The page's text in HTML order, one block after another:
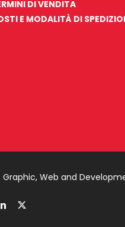
DI VENDITA
E MODALITÀ DI
Graphic, Web and
LinkedIn